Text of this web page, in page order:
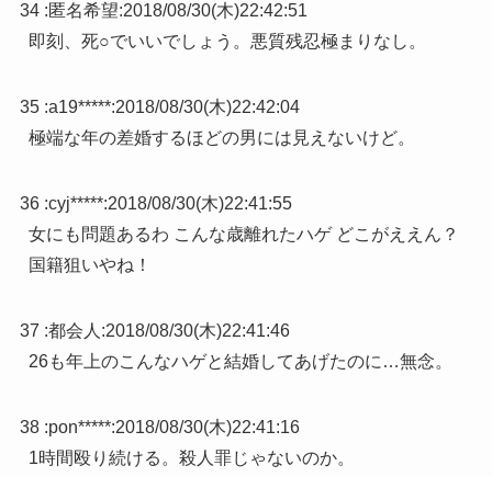
34 :匿名希望:2018/08/30(木)22:42:51
即刻、死○でいいでしょう。悪質残忍極まりなし。
35 :a19*****:2018/08/30(木)22:42:04
極端な年の差婚するほどの男には見えないけど。
36 :cyj*****:2018/08/30(木)22:41:55
女にも問題あるわ こんな歳離れたハゲ どこがええん？
国籍狙いやね！
37 :都会人:2018/08/30(木)22:41:46
26も年上のこんなハゲと結婚してあげたのに…無念。
38 :pon*****:2018/08/30(木)22:41:16
1時間殴り続ける。殺人罪じゃないのか。